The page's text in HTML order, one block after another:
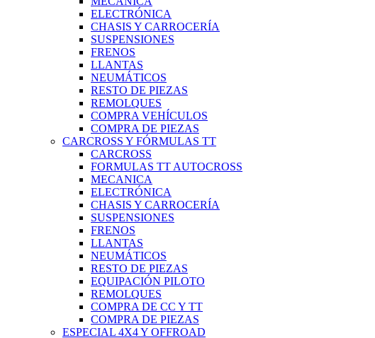
ELECTRÓNICA
CHASIS Y CARROCERÍA
SUSPENSIONES
FRENOS
LLANTAS
NEUMÁTICOS
RESTO DE PIEZAS
REMOLQUES
COMPRA VEHÍCULOS
COMPRA DE PIEZAS
CARCROSS Y FÓRMULAS TT
CARCROSS
FORMULAS TT AUTOCROSS
MECANICA
ELECTRÓNICA
CHASIS Y CARROCERÍA
SUSPENSIONES
FRENOS
LLANTAS
NEUMÁTICOS
RESTO DE PIEZAS
EQUIPACIÓN PILOTO
REMOLQUES
COMPRA DE CC Y TT
COMPRA DE PIEZAS
ESPECIAL 4X4 Y OFFROAD